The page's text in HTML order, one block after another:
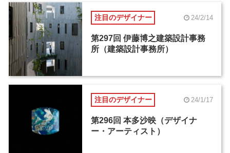
注目のデザイナー 24/2/14
第297回 伊藤博之建築設計事務
所（建築設計事務所）
注目のデザイナー 24/1/17
第296回 本多沙映（デザイナ
ー・アーティスト）